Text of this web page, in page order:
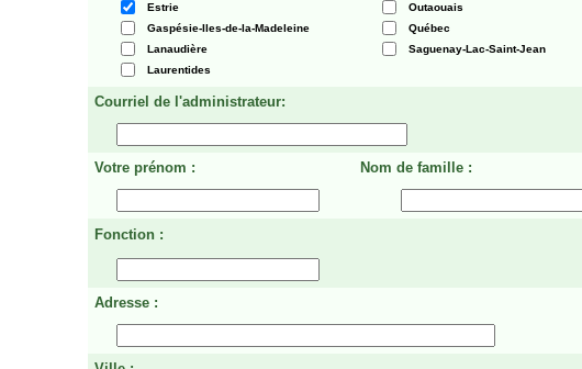
Estrie
Outaouais
Gaspésie-Iles-de-la-Madeleine
Québec
Lanaudière
Saguenay-Lac-Saint-Jean
Laurentides
Courriel de l'administrateur:
Votre prénom : Nom de famille :
Fonction :
Adresse :